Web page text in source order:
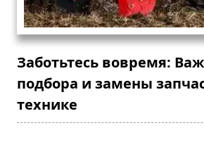
Заботьтесь вовремя:
подбора и замены
технике